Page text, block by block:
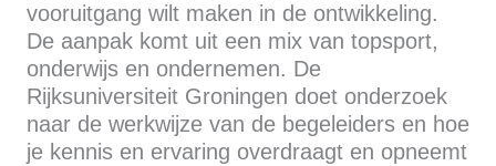
vooruitgang wilt maken in de ontwikkeling.
De aanpak komt uit een mix van topsport,
onderwijs en ondernemen. De
Rijksuniversiteit Groningen doet onderzoek
naar de werkwijze van de begeleiders en hoe
je kennis en ervaring overdraagt en opneemt